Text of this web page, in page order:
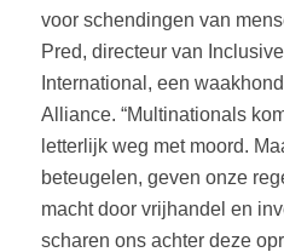
voor schendingen van
Pred, directeur van
International, een
Alliance. “Multinationals
letterlijk weg met moord.
beteugelen, geven onze
macht door vrijhandel en
scharen ons achter deze